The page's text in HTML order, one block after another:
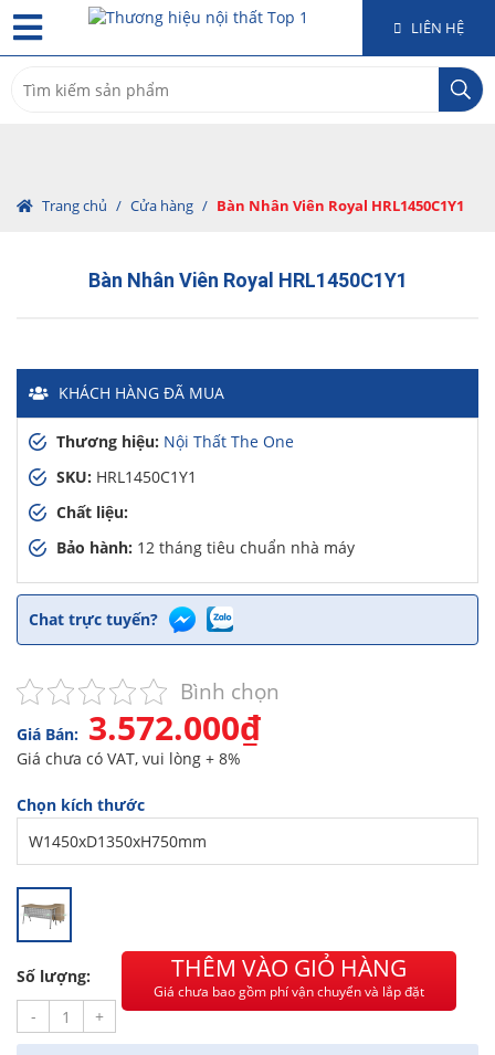
LIÊN HỆ
for:
Trang chủ / Cửa hàng / Bàn Nhân Viên Royal HRL1450C1Y1
Bàn Nhân Viên Royal HRL1450C1Y1
KHÁCH HÀNG ĐÃ MUA
Thương hiệu: Nội Thất The One
SKU: HRL1450C1Y1
Chất liệu:
Bảo hành: 12 tháng tiêu chuẩn nhà máy
Chat trực tuyến?
Bình chọn
Giá Bán: 3.572.000₫
Giá chưa có VAT, vui lòng + 8%
Chọn kích thước
Số lượng:
-
+
THÊM VÀO GIỎ HÀNG
Giá chưa bao gồm phí vận chuyển và lắp đặt